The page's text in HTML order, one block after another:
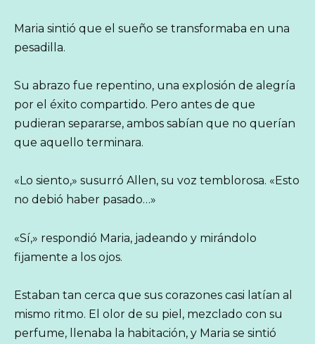
Maria sintió que el sueño se transformaba en una
pesadilla.
Su abrazo fue repentino, una explosión de alegría
por el éxito compartido. Pero antes de que
pudieran separarse, ambos sabían que no querían
que aquello terminara.
«Lo siento,» susurró Allen, su voz temblorosa. «Esto
no debió haber pasado…»
«Sí,» respondió Maria, jadeando y mirándolo
fijamente a los ojos.
Estaban tan cerca que sus corazones casi latían al
mismo ritmo. El olor de su piel, mezclado con su
perfume, llenaba la habitación, y Maria se sintió